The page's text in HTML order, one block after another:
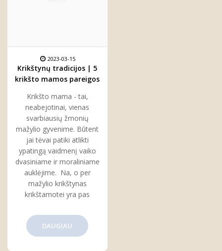
2023-03-15
Krikštynų tradicijos | 5
krikšto mamos pareigos
Krikšto mama - tai,
neabejotinai, vienas
svarbiausių žmonių
mažylio gyvenime. Būtent
jai tėvai patiki atlikti
ypatingą vaidmenį vaiko
dvasiniame ir moraliniame
auklėjime. Na, o per
mažylio krikštynas
krikštamotei yra pas
DAUGIAU